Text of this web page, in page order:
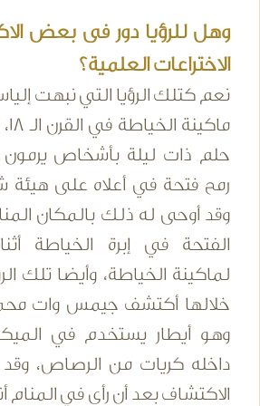
وهل للرؤيا دور فى بعض
الاختراعات العلمية؟
نعم كتلك الرؤيا التي نبهت
حلم ذات ليلة بأشخاص يرمون
رمح فتحة في أعلاه على هيئة
وقد أوحى له ذلك بالمكان
الفتحة في إبرة الخياطة
لماكينة الخياطة، وأيضا تلك
خلالها أكتشف جيمس وات
وهو أيطار يستخدم في
داخله كريات من الرصاص، وقد
الاكتشاف بعد أن رأى في المنام